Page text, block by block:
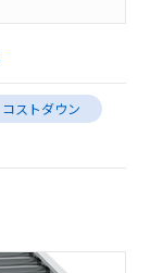
コストダウン